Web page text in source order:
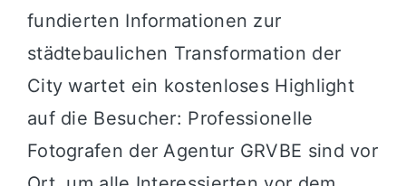
fundierten Informationen zur
städtebaulichen Transformation der
City wartet ein kostenloses Highlight
auf die Besucher: Professionelle
Fotografen der Agentur GRVBE sind vor